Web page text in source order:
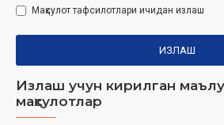
Маҳсулот тафсилотлари ичидан излаш
ИЗЛАШ
Излаш учун кирилган
маҳсулотлар